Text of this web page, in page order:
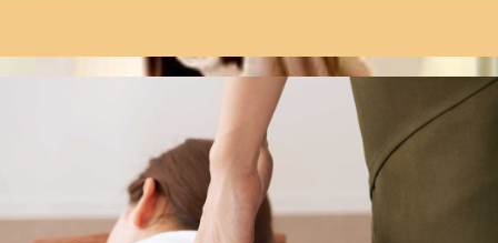
ーーーーーーーーーーーー/
マッサージのように気持ちがいい肩甲骨ストレッチで、
いつまでも健康で疲れづらいお身体づくりをサポート致します！
”予防”のボディケアを始めてみませんか？